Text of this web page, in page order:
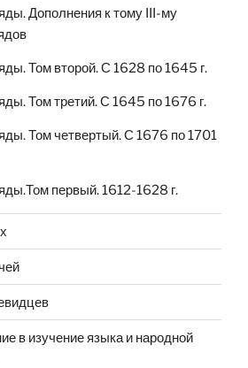
Дополнения к тому III-му
Том второй. С 1628 по 1645 г.
Том третий. С 1645 по 1676 г.
Том четвертый. С 1676 по 1701
первый. 1612-1628 г.
в изучение языка и народной